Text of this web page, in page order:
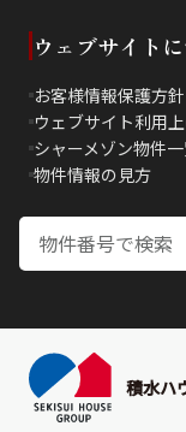
ウェブサイト
お客様情報保護方針
ウェブサイト利用
シャーメゾン物件
物件情報の見方
積水ハ